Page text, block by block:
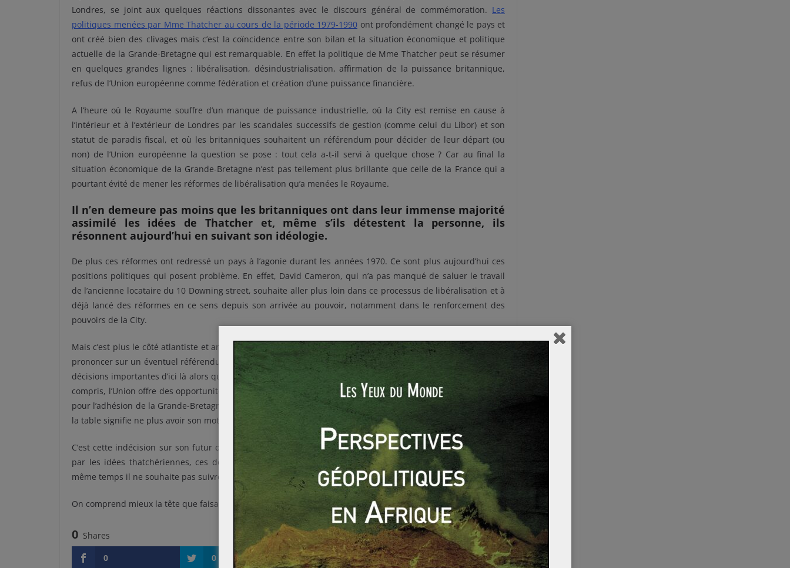
Londres, se joint aux quelques réactions dissonantes avec le discours général de commémoration. Les
politiques menées par Mme Thatcher au cours de la période 1979-1990 ont profondément changé le pays et
ont créé bien des clivages mais c’est la coïncidence entre son bilan et la situation économique et politique
actuelle de la Grande-Bretagne qui est remarquable. En effet la politique de Mme Thatcher peut se résumer
en quelques grandes lignes : libéralisation, désindustrialisation, affirmation de la puissance britannique,
refus de l’Union européenne comme fédération et création d’une puissance financière.
A l’heure où le Royaume souffre d’un manque de puissance industrielle, où la City est remise en cause à
l’intérieur et à l’extérieur de Londres par les scandales successifs de gestion (comme celui du Libor) et son
statut de paradis fiscal, et où les britanniques souhaitent un référendum pour décider de leur départ (ou
non) de l’Union européenne la question se pose : tout cela a-t-il servi à quelque chose ? Car au final la
situation économique de la Grande-Bretagne n’est pas tellement plus brillante que celle de la France qui a
pourtant évité de mener les réformes de libéralisation qu’a menées le Royaume.
Il n’en demeure pas moins que les britanniques ont dans leur immense majorité
assimilé les idées de Thatcher et, même s’ils détestent la personne, ils
résonnent aujourd’hui en suivant son idéologie.
De plus ces réformes ont redressé un pays à l’agonie durant les années 1970. Ce sont plus aujourd’hui ces
positions politiques qui posent problème. En effet, David Cameron, qui n’a pas manqué de saluer le travail
de l’ancienne locataire du 10 Downing street, souhaite aller plus loin dans ce processus de libéralisation et à
déjà lancé des réformes en ce sens depuis son arrivée au pouvoir, notamment dans le renforcement des
pouvoirs de la City.
Mais c’est plus le côté atlantiste et anti fédéralisme européen qui bloque aujourd’hui la Grande Bretagne. Se
prononcer sur un éventuel référendum en 2017, si David Cameron est réélu en 2015, c’est ne pas prendre de
décisions importantes d’ici là alors que l’Union bouge beaucoup en ce moment. Or Thatcher l’avait elle-même
compris, l’Union offre des opportunités que la Grande-Bretagne ne pourrait jamais s’offrir seule (elle a milité
pour l’adhésion de la Grande-Bretagne à la Communauté européenne dans les années 1970). De plus quitter
la table signifie ne plus avoir son mot à dire dans les négociations européennes.
C’est cette indécision sur son futur qui semble miner le Royaume actuellement car si il est désormais pétri
par les idées thatchériennes, ces dernières ne suffiront pas à lui permettre de se redresser. Or dans le
même temps il ne souhaite pas suivre la direction que prend l’Union en ce moment.
On comprend mieux la tête que faisait David Cameron aux obsèques de la baronne du Scotney.
0 Shares
0
0 0 0